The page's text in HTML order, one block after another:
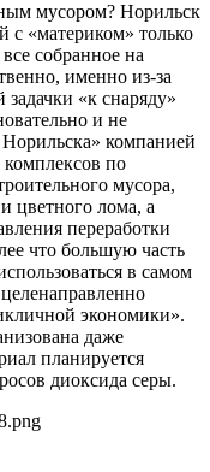
мусором? Норильск
с «материком» только
собранное на
именно из-за
«к снаряду»
и не
компанией
комплексов по
мусора,
цветного лома, а
переработки
что большую часть
в самом
экономики».
даже
планируется
диоксида серы.